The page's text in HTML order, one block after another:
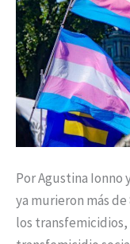
Por Agustina Ionno
ya murieron más
los